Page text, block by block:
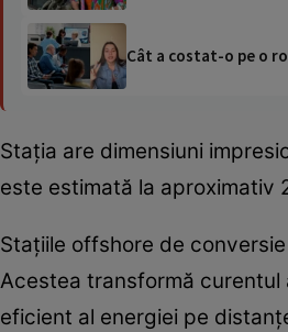
Cât a costat-o pe o
Stația are dimensiuni
este estimată la aproximativ
Stațiile offshore de
Acestea transformă
eficient al energiei pe